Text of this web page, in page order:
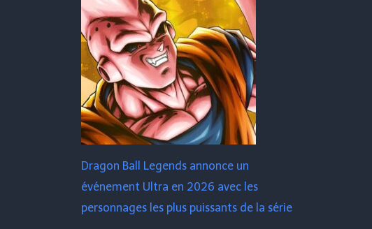
Dragon Ball Legends annonce un
événement Ultra en 2026 avec les
personnages les plus puissants de la série